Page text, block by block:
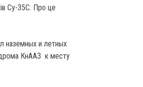
Су-35С. Про це
наземных и летных
КнААЗ к месту